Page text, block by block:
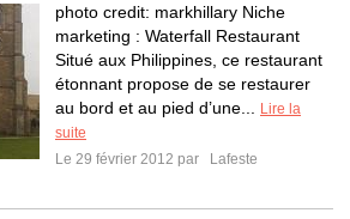
photo credit: markhillary Niche
marketing : Waterfall Restaurant
Situé aux Philippines, ce restaurant
étonnant propose de se restaurer
au bord et au pied d’une...
Lire la
suite
Le 29 février 2012 par
Lafeste